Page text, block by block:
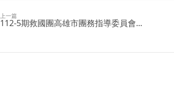
上一篇
112-5期救國團高雄市團務指導委員會...